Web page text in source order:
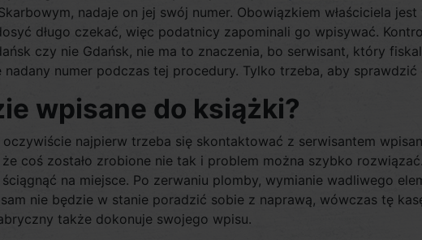
nadaje on jej swój numer. Obowiązkiem właściciela
długo czekać, więc podatnicy zapominali go wpisywać.
czy nie Gdańsk, nie ma to znaczenia, bo serwisant, który
numer podczas tej procedury. Tylko trzeba, aby
wpisane do książki?
najpierw trzeba się skontaktować z serwisantem
coś zostało zrobione nie tak i problem można szybko
na miejsce. Po zerwaniu plomby, wymianie wadliwego
nie będzie w stanie poradzić sobie z naprawą, wówczas tę
także dokonuje swojego wpisu.